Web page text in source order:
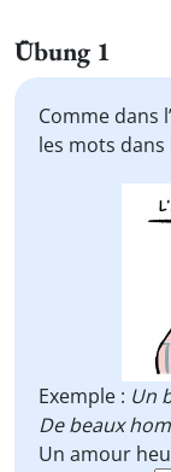
Übung 1
Comme dans
les mots
Exemple : Un
De beaux
Un amour